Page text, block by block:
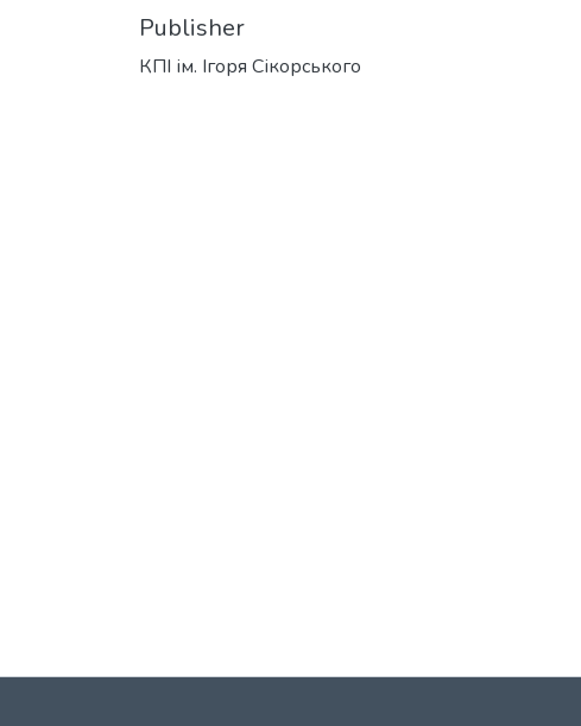
Publisher
КПІ ім. Ігоря Сікорського